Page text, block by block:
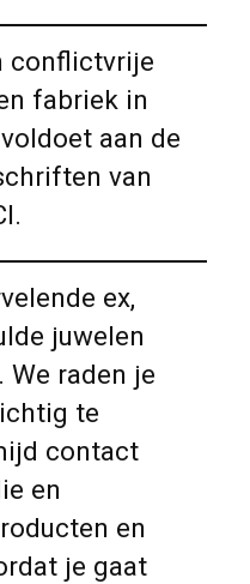
conflictvrije
fabriek in
aan de
van
ex,
juwelen
raden je
te
contact
en
en
je gaat